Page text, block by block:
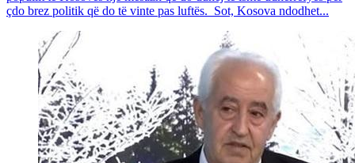
çdo brez politik që do të vinte pas luftës. Sot, Kosova ndodhet...